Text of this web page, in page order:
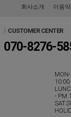
회사소개 이용
CUSTOMER CENTER
070-8276-
- PM